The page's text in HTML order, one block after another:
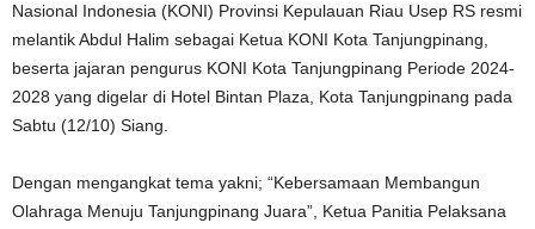
Nasional Indonesia (KONI) Provinsi Kepulauan Riau Usep RS resmi
melantik Abdul Halim sebagai Ketua KONI Kota Tanjungpinang,
beserta jajaran pengurus KONI Kota Tanjungpinang Periode 2024-
2028 yang digelar di Hotel Bintan Plaza, Kota Tanjungpinang pada
Sabtu (12/10) Siang.
Dengan mengangkat tema yakni; “Kebersamaan Membangun
Olahraga Menuju Tanjungpinang Juara”, Ketua Panitia Pelaksana